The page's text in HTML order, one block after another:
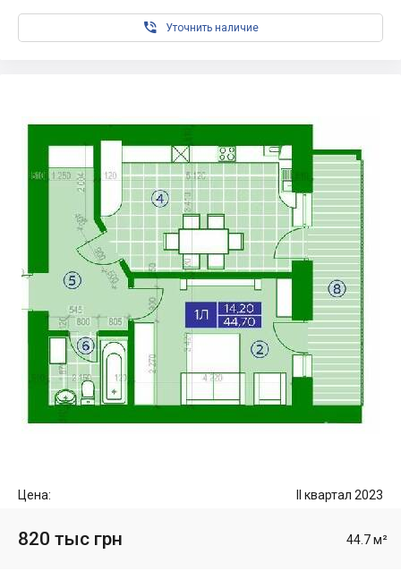
 Уточнить наличие
Цена: II квартал 2023
820 тыс грн 44.7 м²